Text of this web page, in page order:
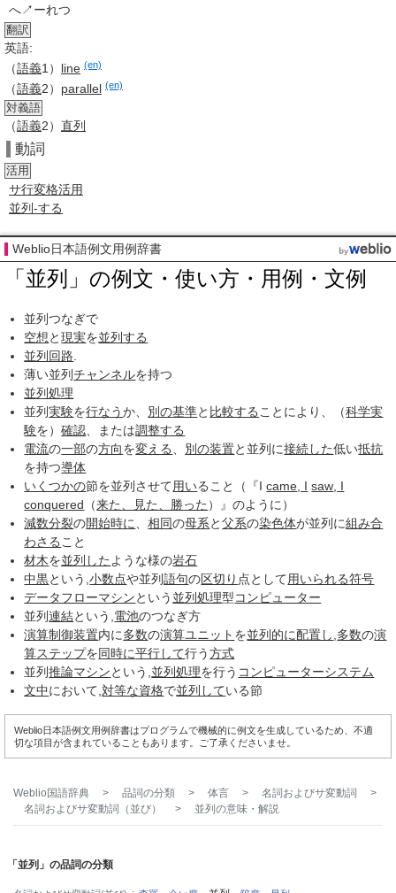
へ↗ーれつ
翻訳
英語:
（語義1） line (en)
（語義2） parallel (en)
対義語
（語義2） 直列
動詞
活用
サ行変格活用
並列-する
Weblio日本語例文用例辞書
「並列」の例文・使い方・用例・文例
並列つなぎで
空想と現実を並列する
並列回路.
薄い並列チャンネルを持つ
並列処理
並列実験を行なうか、 別の基準と 比較することにより、（科学実
験を）確認、または調整する
電流の一部の方向を変える、 別の装置と並列に接続した低い抵抗
を持つ導体
いくつかの節を並列させて用いること（『Icame, I saw, I
conquered （来た、見た、勝った ）』のように）
減数分裂の開始時に、相同の母系と父系の染色体が並列に組み合
わさること
材木を並列したような様の岩石
中黒という,小数点や並列語句の区切り 点として用いられる符号
データフローマシンという 並列処理型コンピューター
並列連結という,電池のつなぎ方
演算制御装置内に多数の演算ユニット を並列的に配置し,多数の演
算ステップを同時に平行して行う方式
並列推論マシンという,並列処理を行う コンピューターシステム
文中において,対等な資格で並列している節
Weblio日本語例文用例辞書はプログラムで機械的に例文を生成しているため、不適
切な項目が含まれていることもあります。ご了承くださいませ。
Weblio国語辞典 > 品詞の分類 > 体言 > 名詞およびサ変動詞
>
名詞およびサ変動詞（並び）
> 並列 の意味・解説
「並列」の品詞の分類